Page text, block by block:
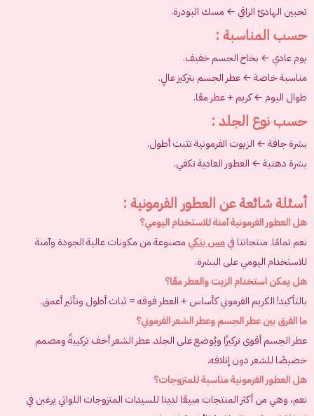
تحبين الهادئ الراقي ← مسك البودرة.
حسب المناسبة :
يوم عادي ← بخاخ الجسم خفيف.
مناسبة خاصة ← عطر الجسم بتركيز عالٍ.
طوال اليوم ← كريم + عطر معًا.
حسب نوع الجلد :
بشرة جافة ← الزيوت الفرمونية تثبت أطول.
بشرة دهنية ← العطور العادية تكفي.
أسئلة شائعة عن العطور الفرمونية :
هل العطور الفرمونية آمنة للاستخدام اليومي؟
نعم تمامًا. منتجاتنا فيمس بنكي مصنوعة من مكونات عالية الجودة وآمنة
للاستخدام اليومي على البشرة.
هل يمكن استخدام الزيت والعطر معًا؟
بالتأكيد! الكريم الفرموني كأساس + العطر فوقه = ثبات أطول وتأثير أعمق.
ما الفرق بين عطر الجسم وعطر الشعر الفرموني؟
عطر الجسم أقوى تركيزًا ويُوضع على الجلد. عطر الشعر أخف تركيبةً ومصمم
خصيصًا للشعر دون إتلافه.
هل العطور الفرمونية مناسبة للمتزوجات؟
نعم، وهي من أكثر المنتجات مبيعًا لدينا للسيدات المتزوجات اللواتي يرغبن في